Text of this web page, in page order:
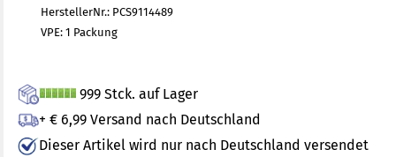
HerstellerNr.: PCS9114489
VPE: 1 Packung
999 Stck. auf Lager
+ € 6,99 Versand nach Deutschland
Dieser Artikel wird nur nach Deutschland versendet